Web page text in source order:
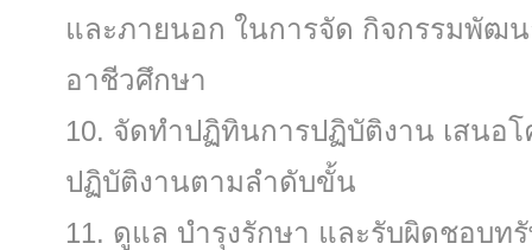
และภายนอก ในการจัด กิจกรรมพัฒ
อาชีวศึกษา
จัดทําปฏิทินการปฏิบัติงาน เสนอโ
ปฏิบัติงานตามลําดับขั้น
ดูแล บํารุงรักษา และรับผิดชอบ